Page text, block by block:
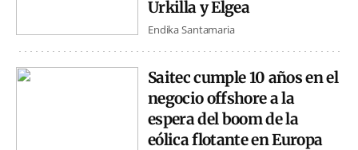
Urkilla y Elgea
Endika Santamaria
Saitec cumple 10 años en el
negocio offshore a la
espera del boom de la
eólica flotante en Europa